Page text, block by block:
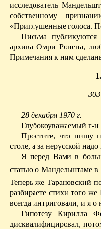
исследователь
собственному
«Приглушенные голоса.
Письма
архива Омри Ронена,
Примечания к ним
28 декабря 1970 г.
Глубокоуважаемый г-н
Простите, что пишу
столе, а за нерусской надо
Я перед Вами в
статью о Мандельштаме в
Теперь жеТарановский
разбираете стихи того
всегда интриговали, и я о
Гипотезу Кирилла
дисквалифицировал,